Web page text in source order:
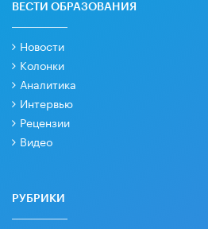
ВЕСТИ ОБРАЗОВАНИЯ
Новости
Колонки
Аналитика
Интервью
Рецензии
Видео
РУБРИКИ